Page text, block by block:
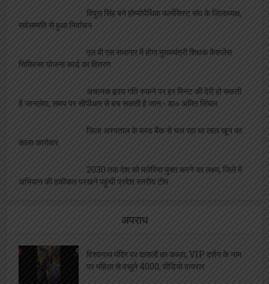
विपुल सिंह बने होम्योपैथिक फार्मसिस्ट संघ के जिलाध्यक्ष,
सर्वसम्मति से हुआ निर्वाचन
एल बी एस सभागार में होगा मुख्यमंत्री शिक्षक कैशलेस
चिकित्सा योजना कार्ड का वितरण
अचानक हृदय गति रुकने पर हर मिनट की देरी हो सकती
है जानलेवा, समय पर सीपीआर से बच सकती है जान:- डा० अमित सिंघल
ज़िला अस्पताल के ब्लड बैंक से चल रहा था लाल खून का
काला कारोबार
2030 तक देश को मलेरिया मुक्त करने का लक्ष्य, जिले में
अभियान की हकीकत परखने पहुंची प्रदेश स्तरीय टीम
अपराध
विश्वनाथ मंदिर पर दलालों का कब्ज़ा, VIP दर्शन के नाम
पर महिला से वसूले 4000, वीडियो वायरल